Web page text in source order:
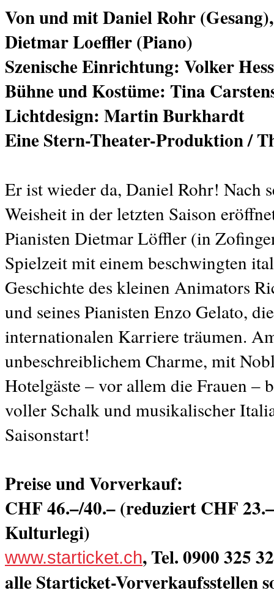
Von und mit Daniel Rohr (Gesang),
Dietmar Loeffler (Piano)
Szenische Einrichtung: Volker
Bühne und Kostüme: Tina
Lichtdesign: Martin Burkhardt
Eine Stern-Theater-Produktion /
Er ist wieder da, Daniel Rohr! Nach
Weisheit in der letzten Saison
Pianisten Dietmar Löffler (in
Spielzeit mit einem beschwingten
Geschichte des kleinen Animators
und seines Pianisten Enzo Gelato,
internationalen Karriere träumen.
unbeschreiblichem Charme, mit
Hotelgäste – vor allem die Frauen –
voller Schalk und musikalischer
Saisonstart!
Preise und Vorverkauf:
CHF 46.–/40.– (reduziert CHF
Kulturlegi)
www.starticket.ch, Tel. 0900 325
alle Starticket-Vorverkaufsstellen